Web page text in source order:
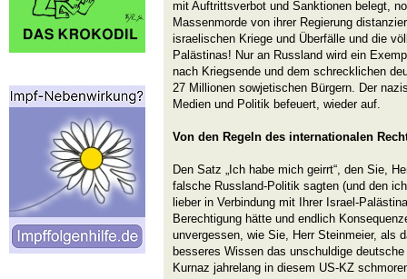
mit Auftrittsverbot und Sanktionen belegt,
Massenmorde von ihrer Regierung
israelischen Kriege und Überfälle und die
Palästinas! Nur an Russland wird ein
nach Kriegsende und dem schrecklichen
27 Millionen sowjetischen Bürgern. Der
Medien und Politik befeuert, wieder auf.
Von den Regeln des internationalen
Den Satz „Ich habe mich geirrt“, den Sie,
falsche Russland-Politik sagten (und den
lieber in Verbindung mit Ihrer Israel-
Berechtigung hätte und endlich
unvergessen, wie Sie, Herr Steinmeier, als
besseres Wissen das unschuldige
Kurnaz jahrelang in diesem US-KZ